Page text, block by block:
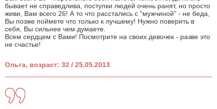
бывает не справедлива, поступки людей очень ранят, но просто
живи, Вам всего 26! А то что расстались с "мужчиной" - не беда,
Вы позже поймете что только к лучшему! Нужно поверить в
себя, Вы сильнее чем думаете.
Всем сердцем с Вами! Посмотрите на своих девочек - разве это
не счастье!
Ольга, возраст: 32 / 25.05.2013